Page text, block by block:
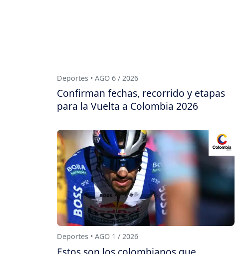
Deportes • AGO 6 / 2026
Confirman fechas, recorrido y etapas
para la Vuelta a Colombia 2026
Deportes • AGO 1 / 2026